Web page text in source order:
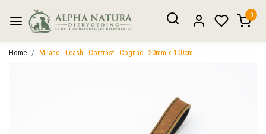
0
Home Milano - Leash - Contrast - Cognac - 20mm x 100cm